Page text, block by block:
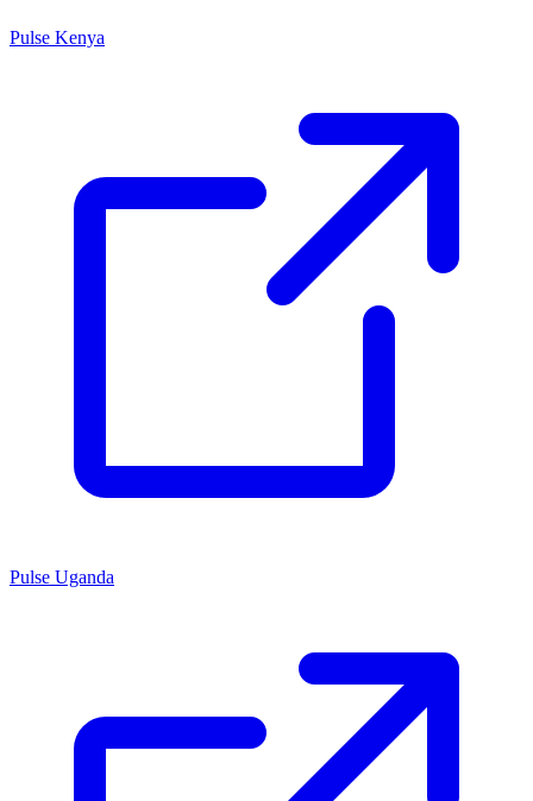
Pulse Kenya
Pulse Uganda